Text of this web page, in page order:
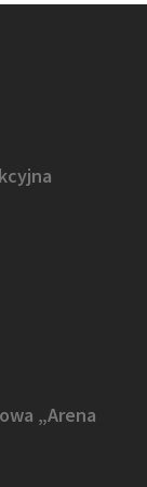
„Arena